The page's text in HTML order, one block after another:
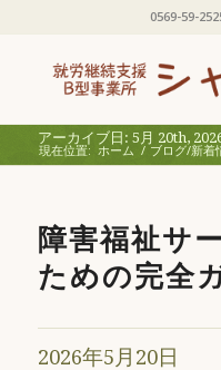
0569-59-
アーカイブ日: 5月 20th,
現在位置: ホーム / ブログ/新着
障害福祉サ
ための完全
2026年5月20日